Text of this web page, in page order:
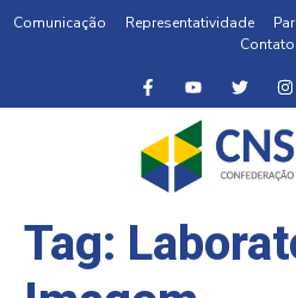
Comunicação Representatividade
Contato
Tag: